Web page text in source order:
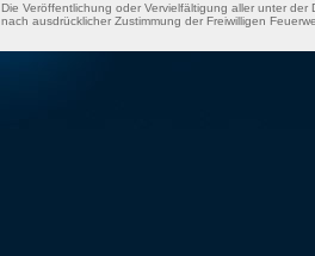
Die Veröffentlichung oder Vervielfältigung aller unter
nach ausdrücklicher Zustimmung der Freiwilligen